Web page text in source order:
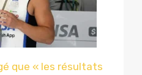
que « les résultats